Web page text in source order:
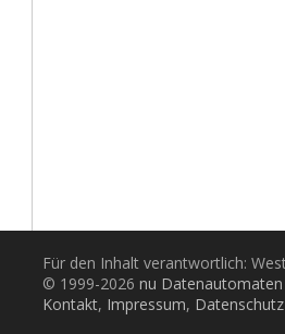
Für den Inhalt verantwortlich:
© 1999-2026 nu
Kontakt, Impressum, Datenschutz